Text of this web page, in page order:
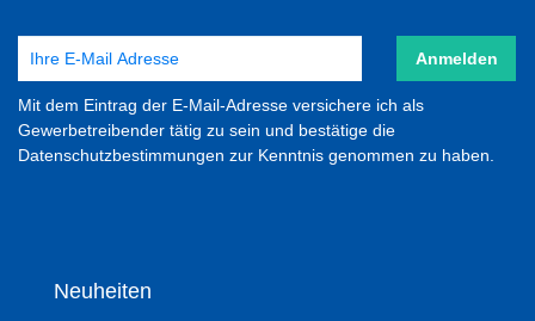
Anmelden
Mit dem Eintrag der E-Mail-Adresse versichere ich als
Gewerbetreibender tätig zu sein und bestätige die
Datenschutzbestimmungen zur Kenntnis genommen zu haben.
Neuheiten